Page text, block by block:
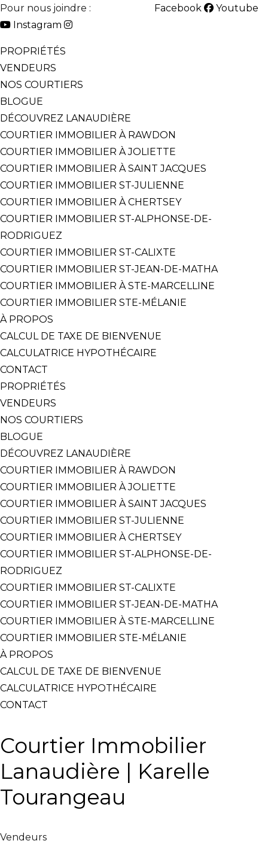
Pour nous joindre : Facebook
Youtube
Instagram
PROPRIÉTÉS
VENDEURS
NOS COURTIERS
BLOGUE
DÉCOUVREZ LANAUDIÈRE
COURTIER IMMOBILIER À RAWDON
COURTIER IMMOBILIER À JOLIETTE
COURTIER IMMOBILIER À SAINT JACQUES
COURTIER IMMOBILIER ST-JULIENNE
COURTIER IMMOBILIER À CHERTSEY
COURTIER IMMOBILIER ST-ALPHONSE-DE-
RODRIGUEZ
COURTIER IMMOBILIER ST-CALIXTE
COURTIER IMMOBILIER ST-JEAN-DE-MATHA
COURTIER IMMOBILIER À STE-MARCELLINE
COURTIER IMMOBILIER STE-MÉLANIE
À PROPOS
CALCUL DE TAXE DE BIENVENUE
CALCULATRICE HYPOTHÉCAIRE
CONTACT
PROPRIÉTÉS
VENDEURS
NOS COURTIERS
BLOGUE
DÉCOUVREZ LANAUDIÈRE
COURTIER IMMOBILIER À RAWDON
COURTIER IMMOBILIER À JOLIETTE
COURTIER IMMOBILIER À SAINT JACQUES
COURTIER IMMOBILIER ST-JULIENNE
COURTIER IMMOBILIER À CHERTSEY
COURTIER IMMOBILIER ST-ALPHONSE-DE-
RODRIGUEZ
COURTIER IMMOBILIER ST-CALIXTE
COURTIER IMMOBILIER ST-JEAN-DE-MATHA
COURTIER IMMOBILIER À STE-MARCELLINE
COURTIER IMMOBILIER STE-MÉLANIE
À PROPOS
CALCUL DE TAXE DE BIENVENUE
CALCULATRICE HYPOTHÉCAIRE
CONTACT
Courtier Immobilier
Lanaudière | Karelle
Tourangeau
Vendeurs